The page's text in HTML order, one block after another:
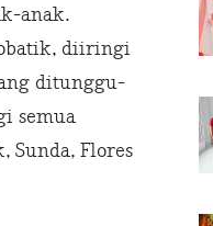
anak.
diiringi
ditunggu-
semua
Sunda, Flores